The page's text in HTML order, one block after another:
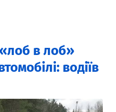
в лоб»
водіїв